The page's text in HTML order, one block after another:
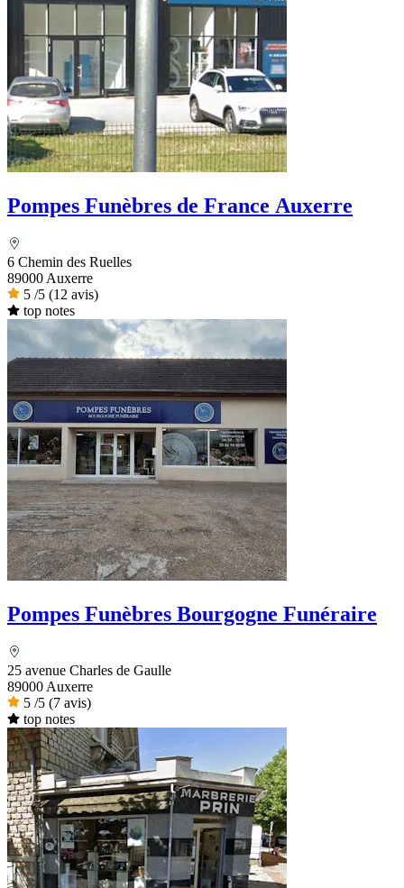
Pompes Funèbres de France Auxerre
6 Chemin des Ruelles
89000 Auxerre
5 /5 (12 avis)
top notes
Pompes Funèbres Bourgogne Funéraire
25 avenue Charles de Gaulle
89000 Auxerre
5 /5 (7 avis)
top notes